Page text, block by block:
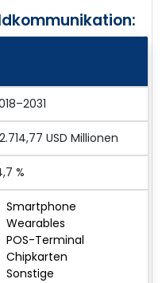
USD Millionen
%
Smartphone
Wearables
POS-Terminal
Chipkarten
Sonstige